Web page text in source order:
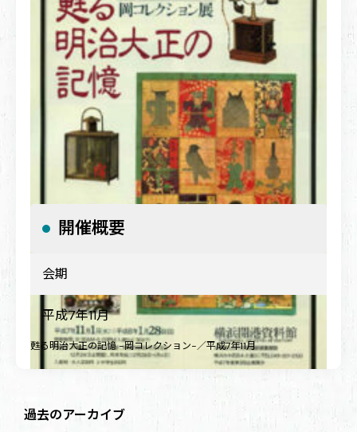
開催概要
会期
平成7年11月
甦る明治大正の記憶 −岡コレクション−／平成7年11月
過去のアーカイブ